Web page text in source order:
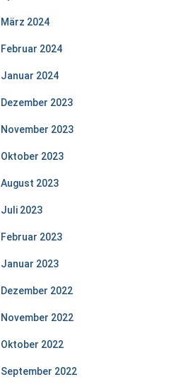
März 2024
Februar 2024
Januar 2024
Dezember 2023
November 2023
Oktober 2023
August 2023
Juli 2023
Februar 2023
Januar 2023
Dezember 2022
November 2022
Oktober 2022
September 2022